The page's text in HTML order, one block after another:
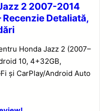
2 2007-2014
Detaliată,
Honda Jazz 2 (2007–
10, 4+32GB,
și CarPlay/Android Auto